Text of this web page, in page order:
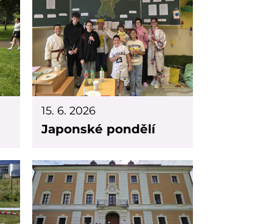
15. 6. 2026
Japonské pondělí